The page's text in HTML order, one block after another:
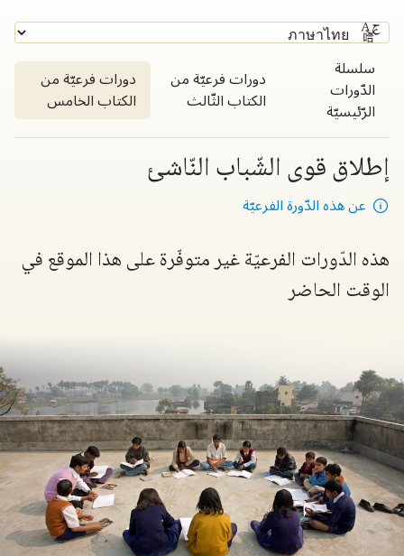
سلسلة
الدّورات
الرّئيسيّة
دورات فرعيّة من
الكتاب الثّالث
دورات فرعيّة من
الكتاب الخامس
إطلاق قوى الشّباب النّاشئ
عن هذه الدّورة الفرعيّة
هذه الدّورات الفرعيّة غير متوفّرة على هذا الموقع في
الوقت الحاضر